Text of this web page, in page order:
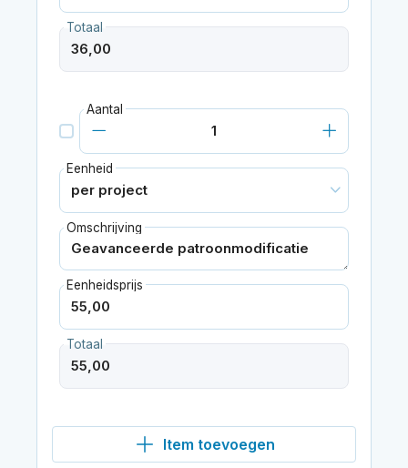
Totaal
Aantal
Eenheid
Omschrijving
Eenheidsprijs
Totaal
Item toevoegen